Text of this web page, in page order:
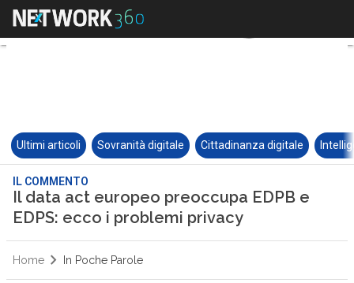
Ultimi articoli Sovranità digitale Cittadinanza digitale
IL COMMENTO
Il data act europeo preoccupa EDPB e
EDPS: ecco i problemi privacy
Home In Poche Parole